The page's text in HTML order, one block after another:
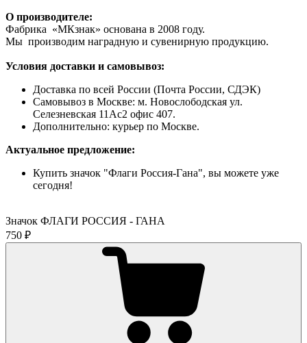
О производителе:
Фабрика «МКзнак» основана в 2008 году.
Мы производим наградную и сувенирную продукцию.
Условия доставки и самовывоз:
Доставка по всей России (Почта России, СДЭК)
Самовывоз в Москве: м. Новослободская ул.
Селезневская 11Ас2 офис 407.
Дополнительно: курьер по Москве.
Актуальное предложение:
Купить значок "Флаги Россия-Гана", вы можете уже
сегодня!
Значок ФЛАГИ РОССИЯ - ГАНА
750 ₽